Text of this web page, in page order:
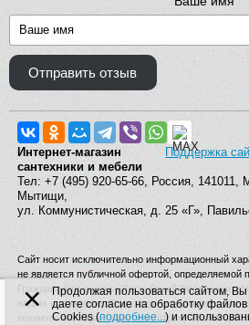
Отправить отзыв
Поддержка
Интернет-магазин
сантехники и мебели
Тел: +7 (495) 920-65-66, Россия, 141011,
Мытищи,
ул. Коммунистическая, д. 25 «Г»,
Сайт носит исключительно информационный
не является публичной офертой, определяемой
Гражданского кодекса Российской Федерации.
наших операторов. Производитель вправе
технические характеристики, страну
×
Продолжая пользоваться сайтом, Вы
даете согласие на обработку файлов
Cookies (подробнее...) и